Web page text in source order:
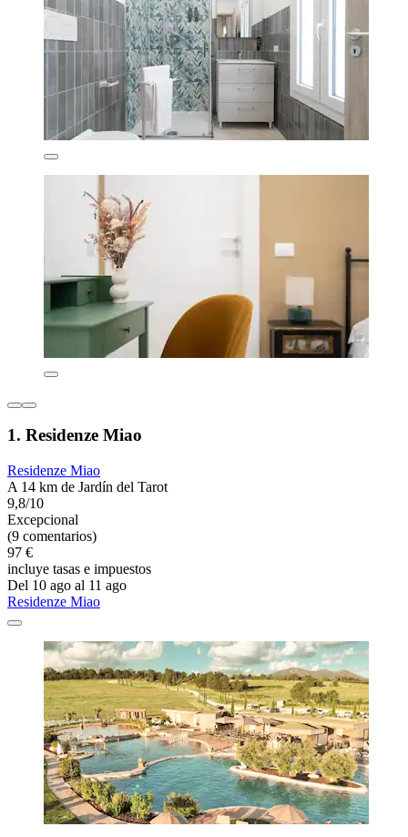
1. Residenze Miao
Residenze Miao
A 14 km de Jardín del Tarot
9,8/10
Excepcional
(9 comentarios)
97 €
incluye tasas e impuestos
Del 10 ago al 11 ago
Residenze Miao